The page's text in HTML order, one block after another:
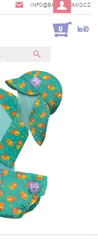
INFO@BAMBINOMIO.CZ
0 lei0